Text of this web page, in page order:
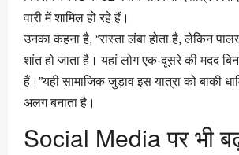
वारी में शामिल हो रहे हैं।
उनका कहना है, “रास्ता लंबा होता है, लेकिन
शांत हो जाता है। यहां लोग एक-दूसरे की मदद
हैं।”यही सामाजिक जुड़ाव इस यात्रा को बाकी
अलग बनाता है।
Social Media पर भी